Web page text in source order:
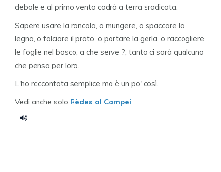
debole e al primo vento cadrà a terra sradicata.
Sapere usare la roncola, o mungere, o spaccare la
legna, o falciare il prato, o portare la gerla, o raccogliere
le foglie nel bosco, a che serve ?; tanto ci sarà qualcuno
che pensa per loro.
L'ho raccontata semplice ma è un po' così.
Vedi anche solo Rèdes al Campei